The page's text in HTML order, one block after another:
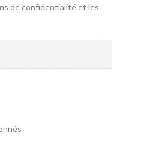
de confidentialité et les